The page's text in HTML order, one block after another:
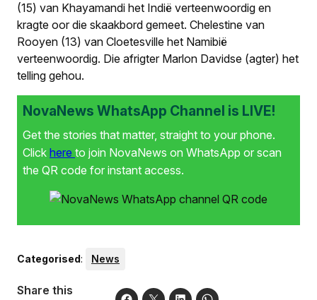
(15) van Khayamandi het Indië verteenwoordig en
kragte oor die skaakbord gemeet. Chelestine van
Rooyen (13) van Cloetesville het Namibië
verteenwoordig. Die afrigter Marlon Davidse (agter) het
telling gehou.
NovaNews WhatsApp Channel is LIVE!
Get the stories that matter, straight to your phone.
Click here to join NovaNews on WhatsApp or scan
the QR code for instant access.
Categorised: News
Share this